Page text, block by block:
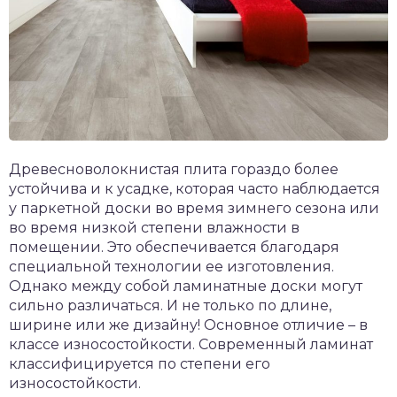
Древесноволокнистая плита гораздо более
устойчива и к усадке, которая часто наблюдается
у паркетной доски во время зимнего сезона или
во время низкой степени влажности в
помещении. Это обеспечивается благодаря
специальной технологии ее изготовления.
Однако между собой ламинатные доски могут
сильно различаться. И не только по длине,
ширине или же дизайну! Основное отличие – в
классе износостойкости. Современный ламинат
классифицируется по степени его
износостойкости.